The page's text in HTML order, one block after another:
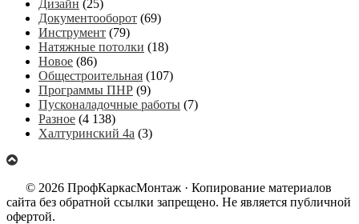
Дизайн (25)
Документооборот (69)
Инструмент (79)
Натяжные потолки (18)
Новое (86)
Общестроительная (107)
Программы ПНР (9)
Пусконаладочные работы (7)
Разное (4 138)
Халтуринский 4а (3)
© 2026 ПрофКаркасМонтаж · Копирование материалов
сайта без обратной ссылки запрещено. Не является публичной
офертой.